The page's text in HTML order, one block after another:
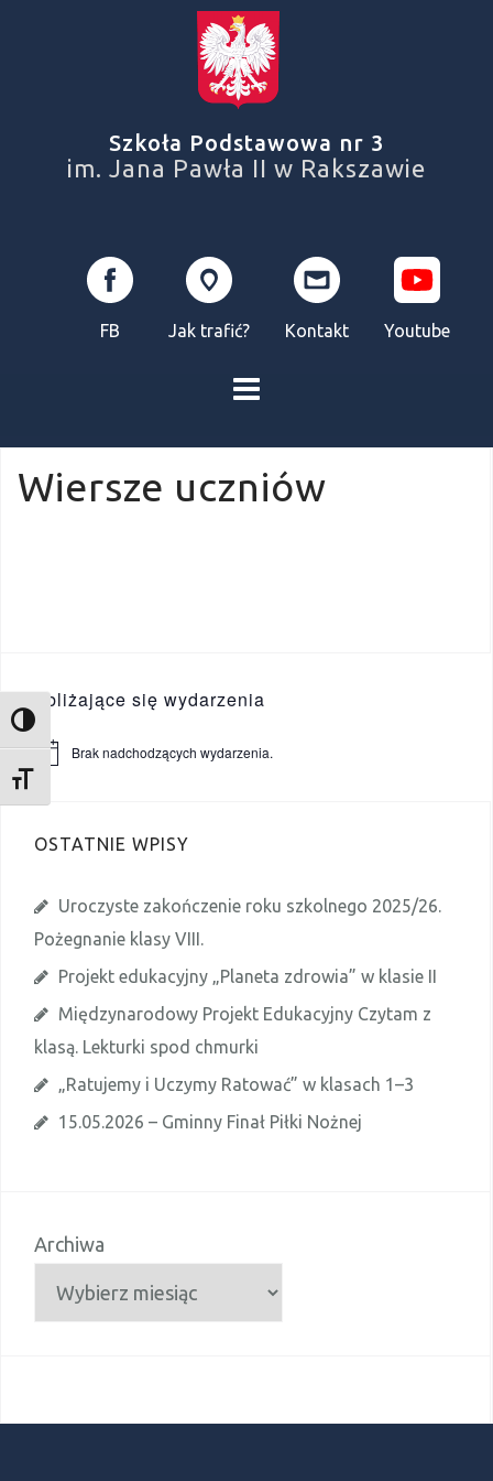
TOGGLE HIGH CONTRAST
TOGGLE FONT SIZE
Szkoła Podstawowa nr 3
im. Jana Pawła II w Rakszawie
FB Jak trafić? Kontakt Youtube
Wiersze uczniów
Zbliżające się wydarzenia
o
i
d
e
n
e
Brak nadchodzących wydarzenia.
OSTATNIE WPISY
Uroczyste zakończenie roku szkolnego 2025/26.
Pożegnanie klasy VIII.
Projekt edukacyjny „Planeta zdrowia” w klasie II
Międzynarodowy Projekt Edukacyjny Czytam z
klasą. Lekturki spod chmurki
„Ratujemy i Uczymy Ratować” w klasach 1–3
15.05.2026 – Gminny Finał Piłki Nożnej
Archiwa